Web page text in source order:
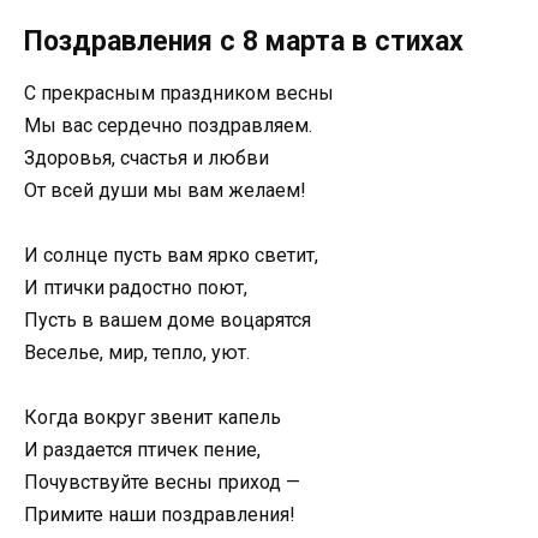
Поздравления с 8 марта в стихах
С прекрасным праздником весны
Мы вас сердечно поздравляем.
Здоровья, счастья и любви
От всей души мы вам желаем!
И солнце пусть вам ярко светит,
И птички радостно поют,
Пусть в вашем доме воцарятся
Веселье, мир, тепло, уют.
Когда вокруг звенит капель
И раздается птичек пение,
Почувствуйте весны приход —
Примите наши поздравления!